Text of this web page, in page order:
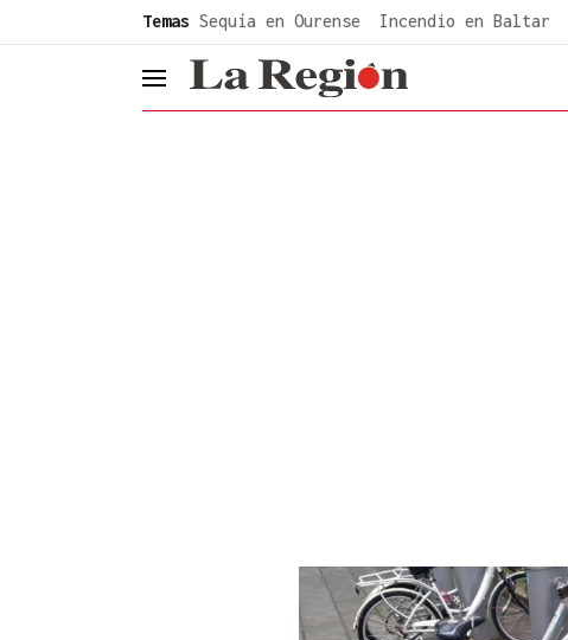
Temas Sequía en Ourense Incendio en Baltar
header.menu.open